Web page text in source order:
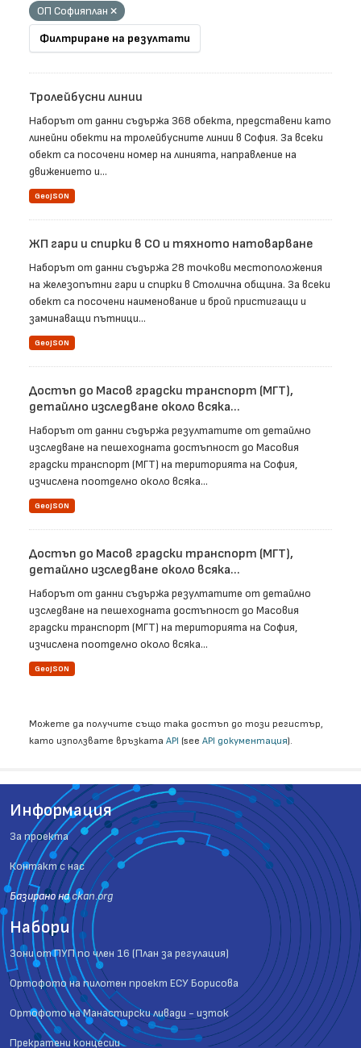
ОП Софияплан
Филтриране на резултати
Тролейбусни линии
Наборът от данни съдържа 368 обекта, представени като
линейни обекти на тролейбусните линии в София. За всеки
обект са посочени номер на линията, направление на
движението и...
GeoJSON
ЖП гари и спирки в СО и тяхното натоварване
Наборът от данни съдържа 28 точкови местоположения
на железопътни гари и спирки в Столична община. За всеки
обект са посочени наименование и брой пристигащи и
заминаващи пътници...
GeoJSON
Достъп до Масов градски транспорт (МГТ),
детайлно изследване около всяка...
Наборът от данни съдържа резултатите от детайлно
изследване на пешеходната достъпност до Масовия
градски транспорт (МГТ) на територията на София,
изчислена поотделно около всяка...
GeoJSON
Достъп до Масов градски транспорт (МГТ),
детайлно изследване около всяка...
Наборът от данни съдържа резултатите от детайлно
изследване на пешеходната достъпност до Масовия
градски транспорт (МГТ) на територията на София,
изчислена поотделно около всяка...
GeoJSON
Можете да получите също така достъп до този регистър,
като използвате връзката API (see API документация).
Информация
За проекта
Контакт с нас
Базиранo наckan.org
Набори
Зони от ПУП по член 16 (План за регулация)
Ортофото на пилотен проект ЕСУ Борисова
Ортофото на Манастирски ливади - изток
Прекратени концесии